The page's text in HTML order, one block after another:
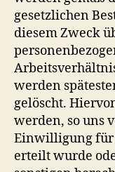
gesetzlichen
diesem Zweck
werden
gelöscht.
werden, so uns
Einwilligung für
erteilt wurde